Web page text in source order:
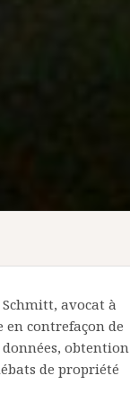
avocat à
contrefaçon de
données, obtention
de propriété